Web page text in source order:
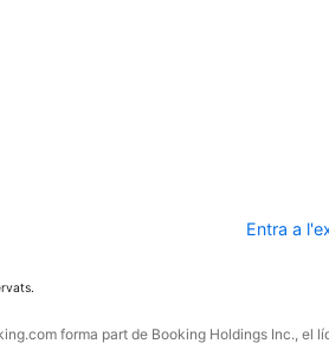
Entra a
forma part de Booking Holdings Inc., el